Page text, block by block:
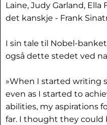
Laine, Judy Garland,
det kanskje - Frank
I sin tale til Nobel-
også dette stedet ved
»When I started writing
even as I started to
abilities, my aspirations
far. I thought they could